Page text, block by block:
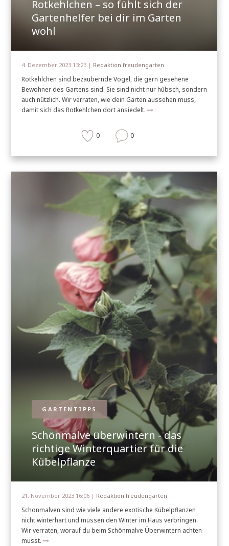
Rotkehlchen – so fühlt sich der
Gartenhelfer bei dir im Garten
wohl
4. Dezember 2023 13:23 | Redaktion freudengarten
Rotkehlchen sind bezaubernde Vögel, die gern gesehene
Bewohner des Gartens sind. Sie sind nicht nur hübsch, sondern
auch nützlich. Wir verraten, wie dein Garten aussehen muss,
damit sich das Rotkehlchen dort ansiedelt.
0 0
GARTENTIPPS
Schönmalve überwintern - das
richtige Winterquartier für die
Kübelpflanze
21. November 2023 16:06 | Redaktion freudengarten
Schönmalven sind wie viele andere exotische Kübelpflanzen
nicht winterhart und müssen den Winter im Haus verbringen.
Wir verraten, worauf du beim Schönmalve Überwintern achten
musst.